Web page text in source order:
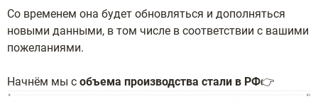
Со временем она будет обновляться и дополняться
новыми данными, в том числе в соответствии с вашими
пожеланиями.
Начнём мы с объема производства стали в РФ👉